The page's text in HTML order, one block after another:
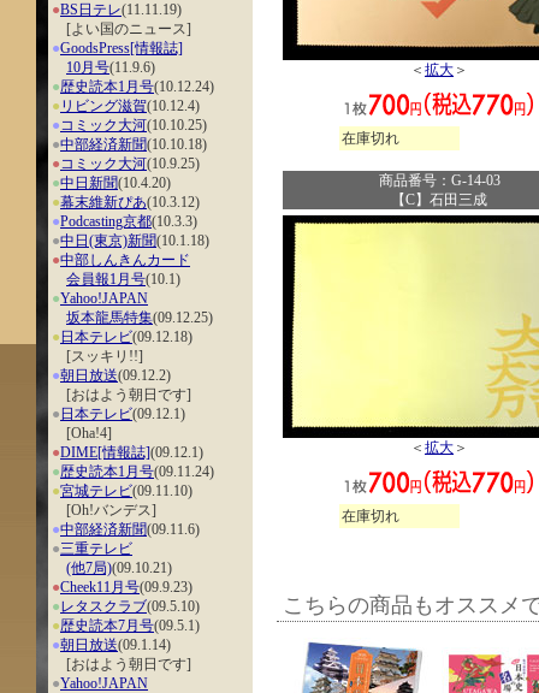
●BS日テレ(11.11.19)
[よい国のニュース]
●GoodsPress[情報誌]
10月号(11.9.6)
●歴史読本1月号(10.12.24)
● リビング滋賀(10.12.4)
●コミック大河(10.10.25)
●中部経済新聞(10.10.18)
●コミック大河(10.9.25)
●中日新聞(10.4.20)
●幕末維新ぴあ(10.3.12)
●Podcasting京都(10.3.3)
●中日(東京)新聞(10.1.18)
●中部しんきんカード
会員報1月号(10.1)
●Yahoo!JAPAN
坂本龍馬特集(09.12.25)
● 日本テレビ(09.12.18)
[スッキリ!!]
●朝日放送(09.12.2)
[おはよう朝日です]
● 日本テレビ(09.12.1)
[Oha!4]
●DIME[情報誌](09.12.1)
●歴史読本1月号(09.11.24)
●宮城テレビ(09.11.10)
[Oh!バンデス]
●中部経済新聞(09.11.6)
●三重テレビ
(他7局)(09.10.21)
●Cheek11月号(09.9.23)
●レタスクラブ(09.5.10)
●歴史読本7月号(09.5.1)
●朝日放送(09.1.14)
[おはよう朝日です]
●Yahoo!JAPAN
＜ 拡大 ＞
在庫切れ
商品番号：G-14-03
【C】石田三成
＜ 拡大 ＞
在庫切れ
こちらの商品もオススメ